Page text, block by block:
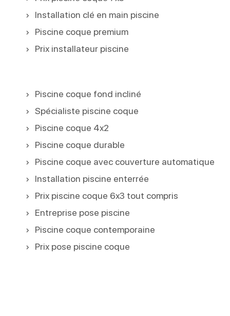
Installation clé en main piscine
Piscine coque premium
Prix installateur piscine
Piscine coque fond incliné
Spécialiste piscine coque
Piscine coque 4x2
Piscine coque durable
Piscine coque avec couverture automatique
Installation piscine enterrée
Prix piscine coque 6x3 tout compris
Entreprise pose piscine
Piscine coque contemporaine
Prix pose piscine coque